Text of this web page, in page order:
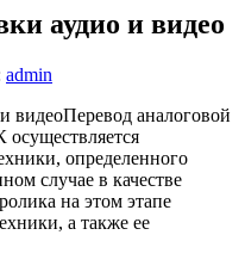
аудио и видео
admin
Перевод аналоговой
осуществляется
определенного
случае в качестве
на этом этапе
а также ее